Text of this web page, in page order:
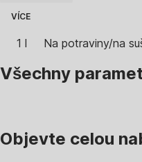
VÍCE
1 l Na potraviny/na
Všechny
Objevte celou